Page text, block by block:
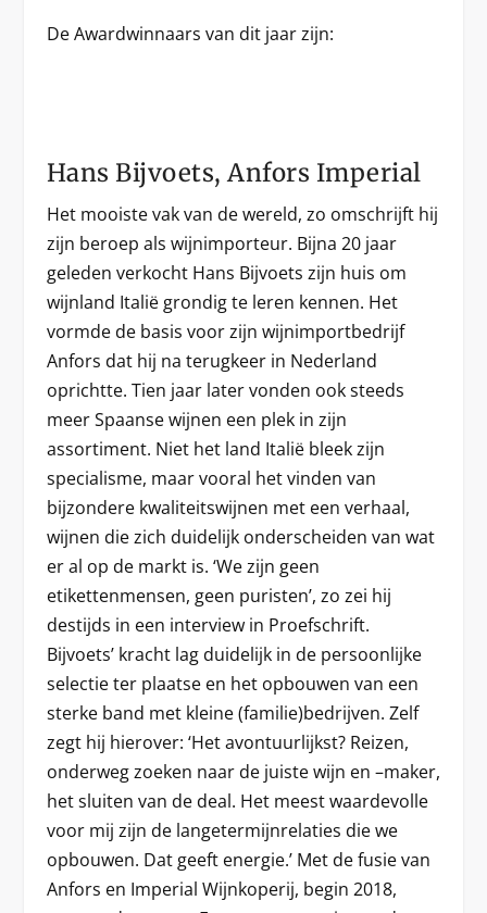
De Awardwinnaars van dit jaar zijn:
Hans Bijvoets, Anfors Imperial
Het mooiste vak van de wereld, zo omschrijft hij
zijn beroep als wijnimporteur. Bijna 20 jaar
geleden verkocht Hans Bijvoets zijn huis om
wijnland Italië grondig te leren kennen. Het
vormde de basis voor zijn wijnimportbedrijf
Anfors dat hij na terugkeer in Nederland
oprichtte. Tien jaar later vonden ook steeds
meer Spaanse wijnen een plek in zijn
assortiment. Niet het land Italië bleek zijn
specialisme, maar vooral het vinden van
bijzondere kwaliteitswijnen met een verhaal,
wijnen die zich duidelijk onderscheiden van wat
er al op de markt is. ‘We zijn geen
etikettenmensen, geen puristen’, zo zei hij
destijds in een interview in Proefschrift.
Bijvoets’ kracht lag duidelijk in de persoonlijke
selectie ter plaatse en het opbouwen van een
sterke band met kleine (familie)bedrijven. Zelf
zegt hij hierover: ‘Het avontuurlijkst? Reizen,
onderweg zoeken naar de juiste wijn en –maker,
het sluiten van de deal. Het meest waardevolle
voor mij zijn de langetermijnrelaties die we
opbouwen. Dat geeft energie.’ Met de fusie van
Anfors en Imperial Wijnkoperij, begin 2018,